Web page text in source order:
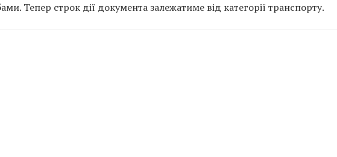
Тепер строк дії документа залежатиме від категорії транспорту.